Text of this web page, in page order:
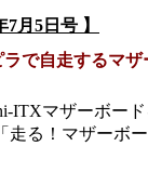
7月5日号 】
ラで自走するマ
ITXマザーボー
走る！マザーボ